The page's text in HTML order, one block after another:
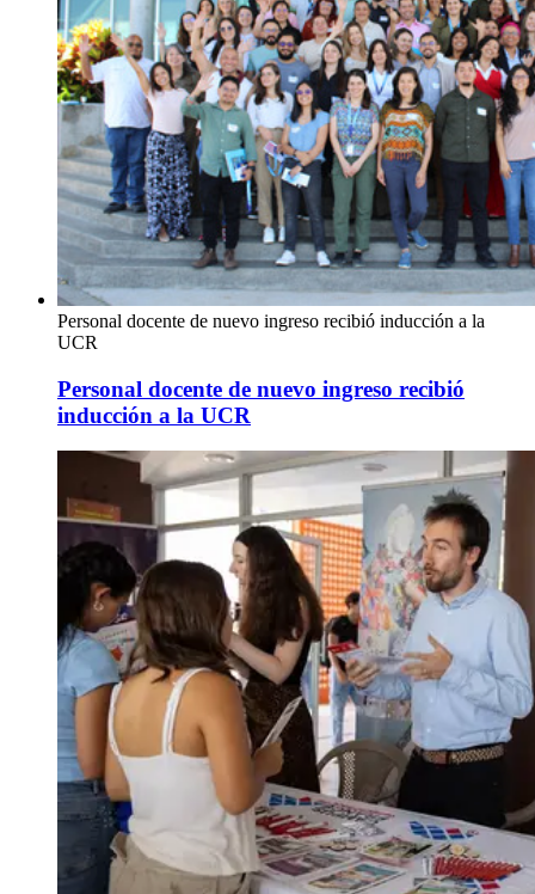
Personal docente de nuevo ingreso recibió inducción a la
UCR
Personal docente de nuevo ingreso recibió
inducción a la UCR